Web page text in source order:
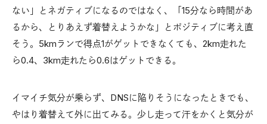
ない」とネガティブになるのではなく、「15分なら時間があ
るから、とりあえず着替えようかな」とポジティブに考え直
そう。5kmランで得点1がゲットできなくても、2km走れた
ら0.4、3km走れたら0.6はゲットできる。
イマイチ気分が乗らず、DNSに陥りそうになったときでも、
やはり着替えて外に出てみる。少し走って汗をかくと気分が